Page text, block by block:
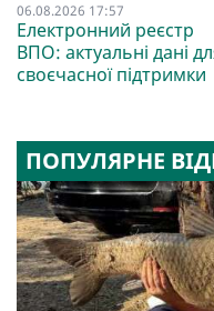
06.08.2026 17:57
Електронний реєстр
ВПО: актуальні дані
своєчасної підтримки
ПОПУЛЯРНЕ